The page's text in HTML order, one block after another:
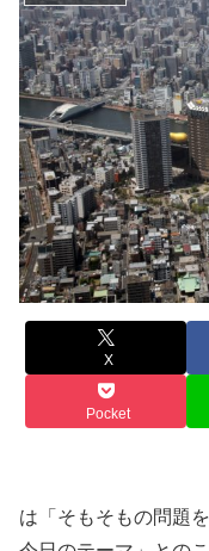
X
Pocket
は「そもそもの問題